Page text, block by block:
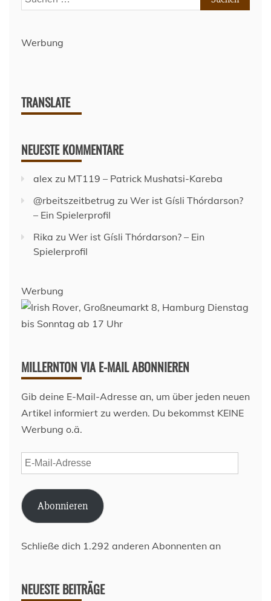
–
nach:
Werbung
TRANSLATE
NEUESTE KOMMENTARE
alex zu MT119 – Patrick Mushatsi-Kareba
@rbeitszeitbetrug zu Wer ist Gísli Thórdarson?
– Ein Spielerprofil
Rika zu Wer ist Gísli Thórdarson? – Ein
Spielerprofil
Werbung
MILLERNTON VIA E-MAIL ABONNIEREN
Gib deine E-Mail-Adresse an, um über jeden neuen
Artikel informiert zu werden. Du bekommst KEINE
Werbung o.ä.
E-
Mail-
Adresse
Abonnieren
Schließe dich 1.292 anderen Abonnenten an
NEUESTE BEITRÄGE